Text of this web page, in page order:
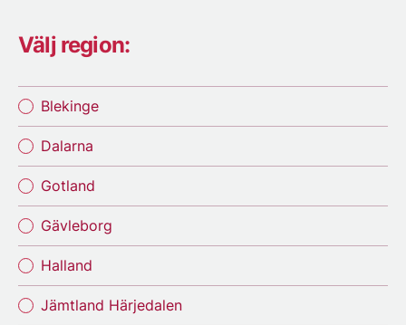
Välj region:
Blekinge
Dalarna
Gotland
Gävleborg
Halland
Jämtland Härjedalen